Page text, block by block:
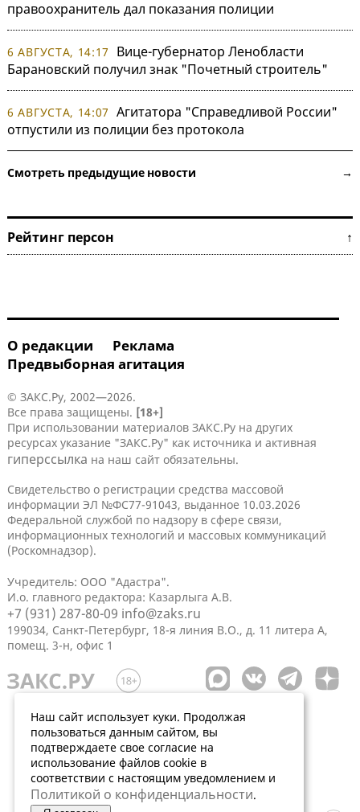
правоохранитель дал показания полиции
6 АВГУСТА, 14:17
Вице-губернатор Ленобласти
Барановский получил знак "Почетный строитель"
6 АВГУСТА, 14:07 Агитатора "Справедливой России"
отпустили из полиции без протокола
Смотреть предыдущие новости →
Рейтинг персон ↑
О редакции
Реклама
Предвыборная агитация
© ЗАКС.Ру, 2002—2026.
Все права защищены. [18+]
При использовании материалов ЗАКС.Ру на других
ресурсах указание "ЗАКС.Ру" как источника и активная
гиперссылка на наш сайт обязательны.
Свидетельство о регистрации средства массовой
информации ЭЛ №ФС77-91043, выданное 10.03.2026
Федеральной службой по надзору в сфере связи,
информационных технологий и массовых коммуникаций
(Роскомнадзор).
Учредитель: ООО "Адастра".
И.о. главного редактора: Казарлыга А.В.
+7 (931) 287-80-09 info@zaks.ru
199034, Санкт-Петербург, 18-я линия В.О., д. 11 литера А,
помещ. 3-н, офис 1
Наш сайт использует куки. Продолжая
пользоваться данным сайтом, вы
подтверждаете свое согласие на
использование файлов cookie в
соответствии с настоящим уведомлением и
Политикой о конфиденциальности.